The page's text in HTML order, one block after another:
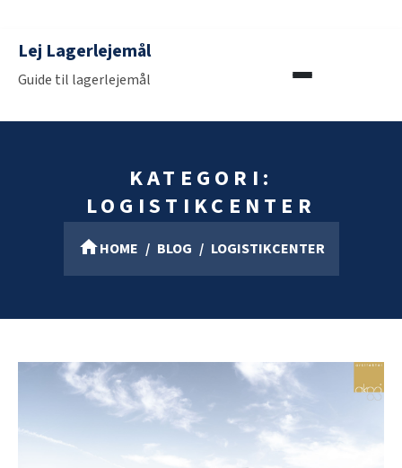
Lej Lagerlejemål
Guide til lagerlejemål
KATEGORI:
LOGISTIKCENTER
HOME BLOG LOGISTIKCENTER